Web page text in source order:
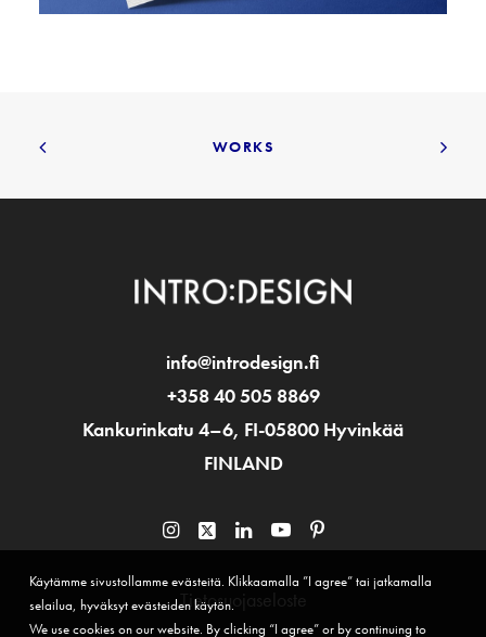
WORKS
info@introdesign.fi
+358 40 505 8869
Kankurinkatu 4–6, FI-05800 Hyvinkää
FINLAND
Tietosuojaseloste
Käytämme sivustollamme evästeitä. Klikkaamalla ”I agree” tai jatkamalla
selailua, hyväksyt evästeiden käytön.
We use cookies on our website. By clicking “I agree” or by continuing to